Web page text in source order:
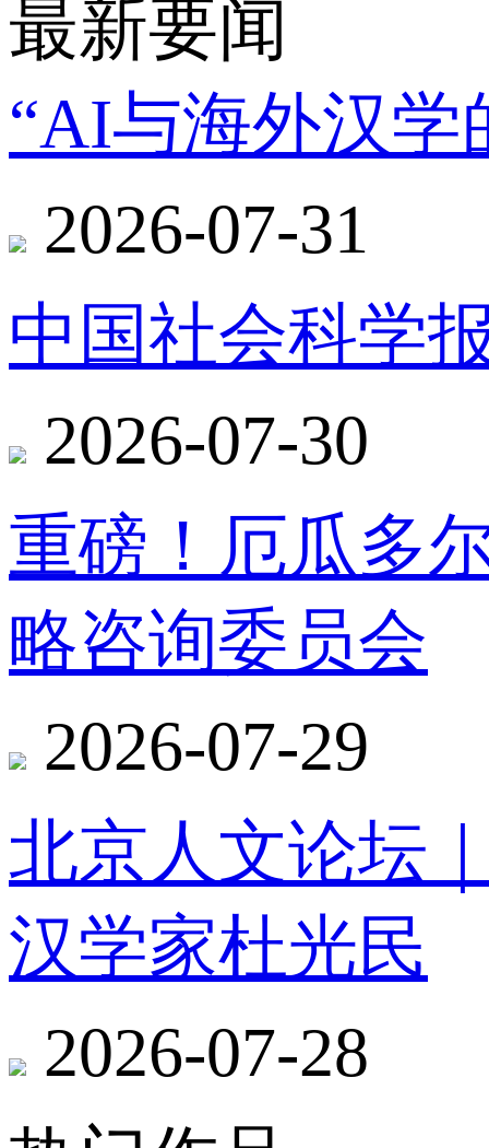
最新要闻
“AI与海外汉学
2026-07-31
中国社会科学
2026-07-30
重磅！厄瓜多
略咨询委员会
2026-07-29
北京人文论坛
汉学家杜光民
2026-07-28